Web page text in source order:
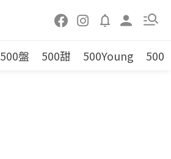
500盤 500甜 500Young 500